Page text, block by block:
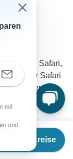
& Preise
Absolute Safari,
dieser Safari
Personen.
mit
und